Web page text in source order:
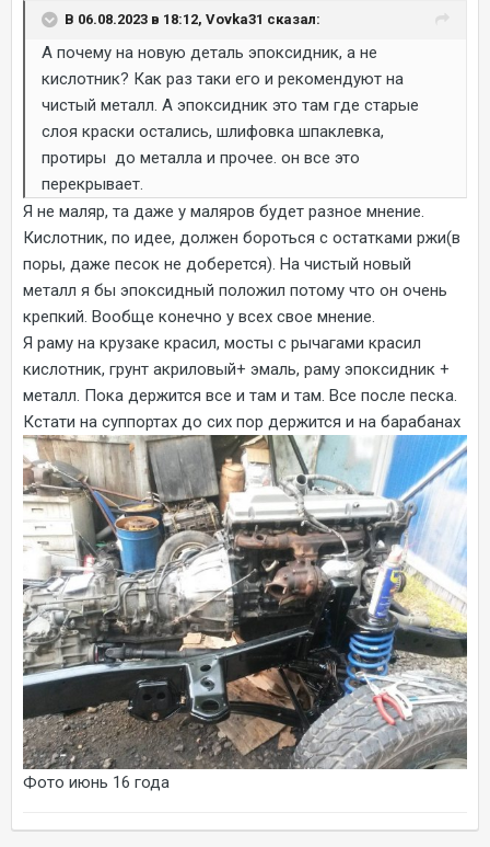
В 06.08.2023 в 18:12, Vovka31 сказал:
А почему на новую деталь эпоксидник, а не
кислотник? Как раз таки его и рекомендуют на
чистый металл. А эпоксидник это там где старые
слоя краски остались, шлифовка шпаклевка,
протиры до металла и прочее. он все это
перекрывает.
Я не маляр, та даже у маляров будет разное мнение.
Кислотник, по идее, должен бороться с остатками ржи(в
поры, даже песок не доберется). На чистый новый
металл я бы эпоксидный положил потому что он очень
крепкий. Вообще конечно у всех свое мнение.
Я раму на крузаке красил, мосты с рычагами красил
кислотник, грунт акриловый+ эмаль, раму эпоксидник +
металл. Пока держится все и там и там. Все после песка.
Кстати на суппортах до сих пор держится и на барабанах
Фото июнь 16 года